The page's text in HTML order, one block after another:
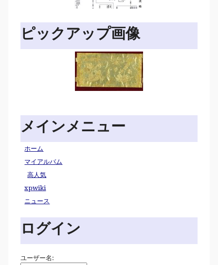
ピックアップ画像
メインメニュー
ホーム
マイアルバム
高人気
xpwiki
ニュース
ログイン
ユーザー名: